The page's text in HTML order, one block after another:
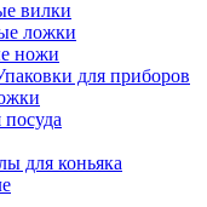
вилки
ложки
ножи
для приборов
для коньяка